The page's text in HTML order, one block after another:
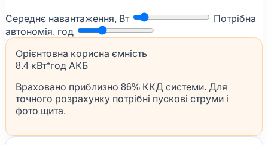
Середнє навантаження, Вт
Потрібна
автономія, год
Орієнтовна корисна ємність
8.4 кВт*год АКБ
Враховано приблизно 86% ККД системи. Для
точного розрахунку потрібні пускові струми і
фото щита.